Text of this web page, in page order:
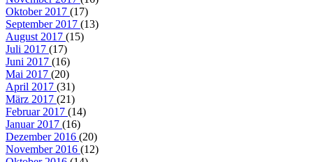
Oktober 2017 (17)
September 2017 (13)
August 2017 (15)
Juli 2017 (17)
Juni 2017 (16)
Mai 2017 (20)
April 2017 (31)
März 2017 (21)
Februar 2017 (14)
Januar 2017 (16)
Dezember 2016 (20)
November 2016 (12)